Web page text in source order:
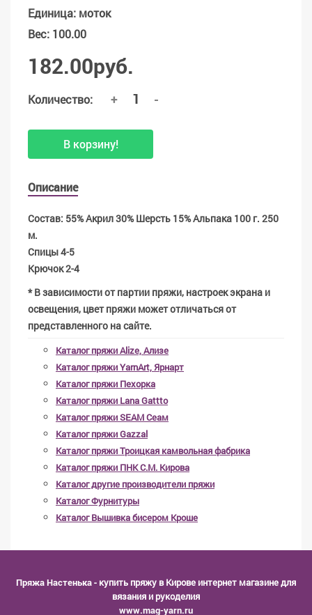
Единица: моток
Вес: 100.00
182.00руб.
Количество: + -
В корзину!
Описание
Состав: 55% Aкрил 30% Шерсть 15% Aльпака 100 г. 250
м.
Спицы 4-5
Крючок 2-4
* В зависимости от партии пряжи, настроек экрана и
освещения, цвет пряжи может отличаться от
представленного на сайте.
Каталог пряжи Alize, Ализе
Каталог пряжи YarnArt, Ярнарт
Каталог пряжи Пехорка
Каталог пряжи Lana Gattto
Каталог пряжи SEAM Сеам
Каталог пряжи Gazzal
Каталог пряжи Троицкая камвольная фабрика
Каталог пряжи ПНК С.М. Кирова
Каталог другие производители пряжи
Каталог Фурнитуры
Каталог Вышивка бисером Кроше
Пряжа Настенька- купить пряжу в Кирове интернет магазине для
вязания и рукоделия
www.mag-yarn.ru